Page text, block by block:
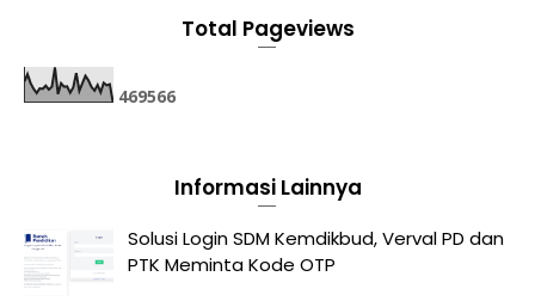
Total Pageviews
469566
Informasi Lainnya
Solusi Login SDM Kemdikbud, Verval PD dan
PTK Meminta Kode OTP